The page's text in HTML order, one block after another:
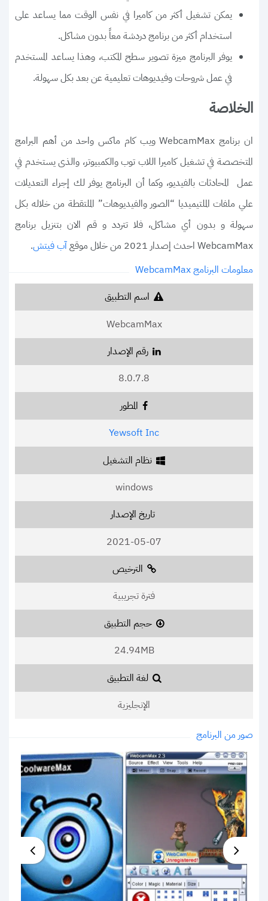
يمكن تشغيل أكثر من كاميرا في نفس الوقت مما يساعد على
استخدام أكثر من برنامج دردشة معاً بدون مشاكل.
يوفر البرنامج ميزة تصوير سطح المكتب، وهذا يساعد المستخدم
في عمل شروحات وفيديوهات تعليمية عن بعد بكل سهولة.
الخلاصة
ان برنامج WebcamMax ويب كام ماكس واحد من أهم البرامج
المتخصصة في تشغيل كاميرا اللاب توب والكمبيوتر، والذى يستخدم في
عمل المحادثات بالفيديو، وكما أن البرنامج يوفر لك إجراء التعديلات
علي ملفات الملتيميديا “الصور والفيديوهات” الملتقطة من خلاله بكل
سهولة و بدون أي مشاكل، فلا تتردد و قم الان بتنزيل برنامج
WebcamMax احدث إصدار 2021 من خلال موقع
آب فيتش.
معلومات البرنامج WebcamMax
اسم التطبيق
WebcamMax
رقم الإصدار
8.0.7.8
المطور
Yewsoft Inc
نظام التشغيل
windows
تاريخ الإصدار
2021-05-07
الترخيص
فترة تجريبية
حجم التطبيق
24.94MB
لغة التطبيق
الإنجليزية
صور من البرنامج